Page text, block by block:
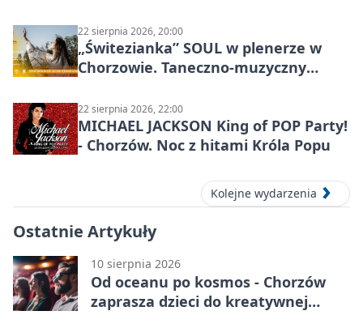
22 sierpnia 2026, 20:00
„Świtezianka” SOUL w plenerze w
Chorzowie. Taneczno-muzyczny
22 sierpnia 2026, 22:00
MICHAEL JACKSON King of POP Party!
- Chorzów. Noc z hitami Króla Popu
Kolejne wydarzenia
Ostatnie Artykuły
10 sierpnia 2026
Od oceanu po kosmos - Chorzów
zaprasza dzieci do kreatywnej